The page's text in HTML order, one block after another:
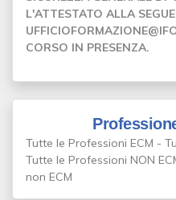
L'ATTESTATO ALLA
CORSO IN PRESENZA.
Tutte le Professioni ECM -
Tutte le Professioni NON
non ECM